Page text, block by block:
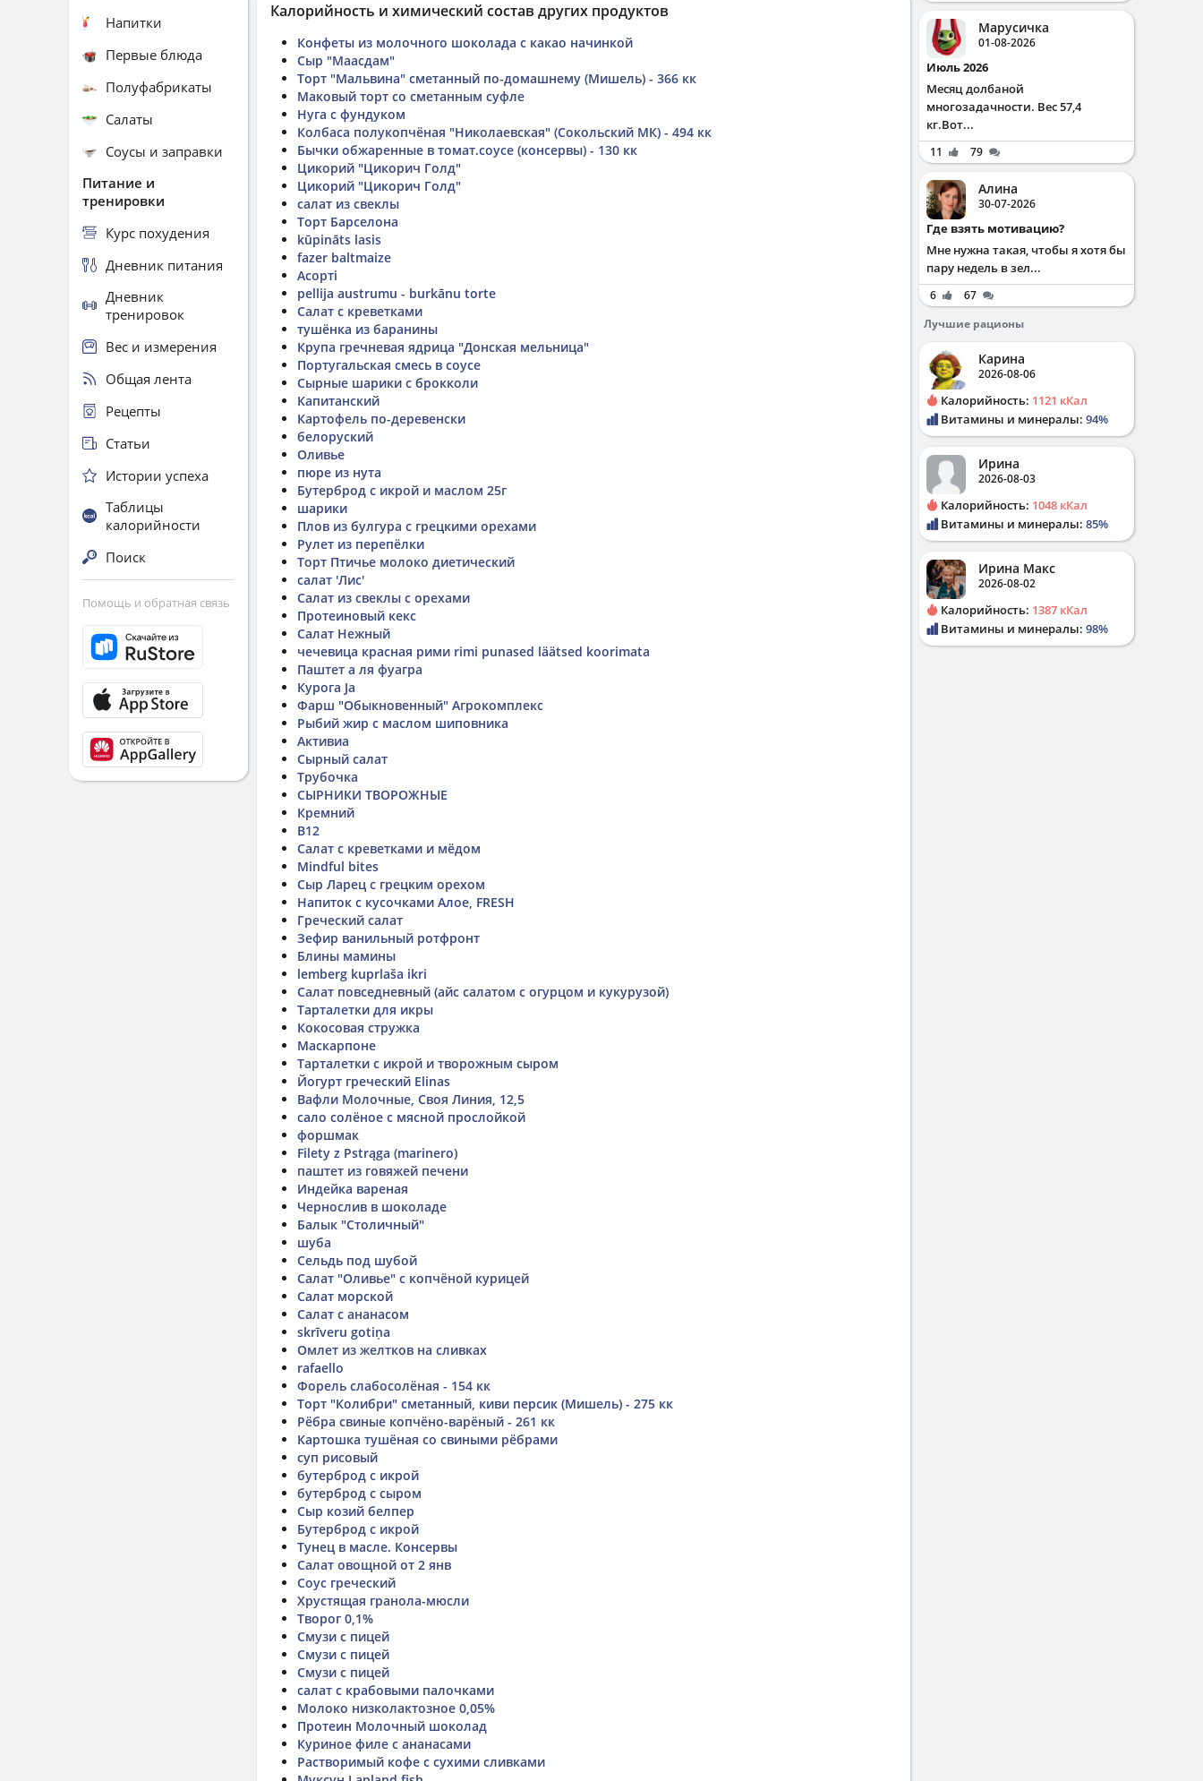
Калорийность и химический состав других продуктов
Конфеты из молочного шоколада с какао начинкой
Сыр "Маасдам"
Торт "Мальвина" сметанный по-домашнему (Мишель) - 366 кк
Маковый торт со сметанным суфле
Нуга с фундуком
Колбаса полукопчёная "Николаевская" (Сокольский МК) - 494 кк
Бычки обжаренные в томат.соусе (консервы) - 130 кк
Цикорий "Цикорич Голд"
Цикорий "Цикорич Голд"
салат из свеклы
Торт Барселона
kūpināts lasis
fazer baltmaize
Асорті
pellija austrumu - burkānu torte
Салат с креветками
тушёнка из баранины
Крупа гречневая ядрица "Донская мельница"
Португальская смесь в соусе
Сырные шарики с брокколи
Капитанский
Картофель по-деревенски
белоруский
Оливье
пюре из нута
Бутерброд с икрой и маслом 25г
шарики
Плов из булгура с грецкими орехами
Рулет из перепёлки
Торт Птичье молоко диетический
салат 'Лис'
Салат из свеклы с орехами
Протеиновый кекс
Салат Нежный
чечевица красная рими rimi punased läätsed koorimata
Паштет а ля фуагра
Курога Ja
Фарш "Обыкновенный" Агрокомплекс
Рыбий жир с маслом шиповника
Активиа
Сырный салат
Трубочка
СЫРНИКИ ТВОРОЖНЫЕ
Кремний
B12
Салат с креветками и мёдом
Mindful bites
Сыр Ларец с грецким орехом
Напиток с кусочками Алое, FRESH
Греческий салат
Зефир ванильный ротфронт
Блины мамины
lemberg kuprlaša ikri
Салат повседневный (айс салатом с огурцом и кукурузой)
Тарталетки для икры
Кокосовая стружка
Маскарпоне
Тарталетки с икрой и творожным сыром
Йогурт греческий Elinas
Вафли Молочные, Своя Линия, 12,5
сало солёное с мясной прослойкой
форшмак
Filety z Pstrąga (marinero)
паштет из говяжей печени
Индейка вареная
Чернослив в шоколаде
Балык "Столичный"
шуба
Сельдь под шубой
Салат "Оливье" с копчёной курицей
Салат морской
Салат с ананасом
skrīveru gotiņa
Омлет из желтков на сливках
rafaello
Форель слабосолёная - 154 кк
Торт "Колибри" сметанный, киви персик (Мишель) - 275 кк
Рёбра свиные копчёно-варёный - 261 кк
Картошка тушёная со свиными рёбрами
суп рисовый
бутерброд с икрой
бутерброд с сыром
Сыр козий белпер
Бутерброд с икрой
Тунец в масле. Консервы
Салат овощной от 2 янв
Соус греческий
Хрустящая гранола-мюсли
Творог 0,1%
Смузи с пицей
Смузи с пицей
Смузи с пицей
салат с крабовыми палочками
Молоко низколактозное 0,05%
Протеин Молочный шоколад
Куриное филе с ананасами
Растворимый кофе с сухими сливками
Напитки
Первые блюда
Полуфабрикаты
Салаты
Соусы и заправки
Питание и
тренировки
Курс похудения
Дневник питания
Дневник
тренировок
Вес и измерения
Общая лента
Рецепты
Статьи
Истории успеха
Таблицы
калорийности
Поиск
Помощь и обратная связь
Марусичка
01-08-2026
Июль 2026
Месяц долбаной
многозадачности. Вес 57,4
кг.Вот...
11 79
Алина
30-07-2026
Где взять мотивацию?
Мне нужна такая, чтобы я хотя бы
пару недель в зел...
6
67
Лучшие рационы
Карина
2026-08-06
Калорийность: 1121 кКал
Витамины и минералы: 94%
Ирина
2026-08-03
Калорийность: 1048 кКал
Витамины и минералы: 85%
Ирина Макс
2026-08-02
Калорийность: 1387 кКал
Витамины и минералы: 98%